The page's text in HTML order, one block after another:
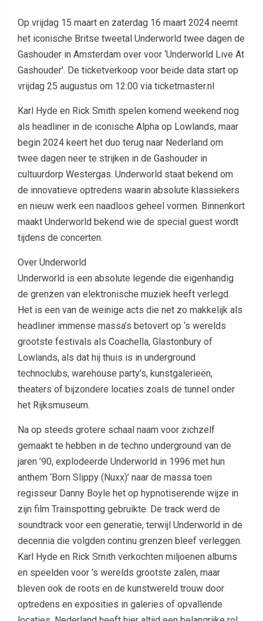
Op vrijdag 15 maart en zaterdag 16 maart 2024 neemt
het iconische Britse tweetal Underworld twee dagen de
Gashouder in Amsterdam over voor ‘Underworld Live At
Gashouder’. De ticketverkoop voor beide data start op
vrijdag 25 augustus om 12:00 via ticketmaster.nl
Karl Hyde en Rick Smith spelen komend weekend nog
als headliner in de iconische Alpha op Lowlands, maar
begin 2024 keert het duo terug naar Nederland om
twee dagen neer te strijken in de Gashouder in
cultuurdorp Westergas. Underworld staat bekend om
de innovatieve optredens waarin absolute klassiekers
en nieuw werk een naadloos geheel vormen. Binnenkort
maakt Underworld bekend wie de special guest wordt
tijdens de concerten.
Over Underworld
Underworld is een absolute legende die eigenhandig
de grenzen van elektronische muziek heeft verlegd.
Het is een van de weinige acts die net zo makkelijk als
headliner immense massa’s betovert op ‘s werelds
grootste festivals als Coachella, Glastonbury of
Lowlands, als dat hij thuis is in underground
technoclubs, warehouse party’s, kunstgalerieën,
theaters of bijzondere locaties zoals de tunnel onder
het Rijksmuseum.
Na op steeds grotere schaal naam voor zichzelf
gemaakt te hebben in de techno underground van de
jaren ’90, explodeerde Underworld in 1996 met hun
anthem ‘Born Slippy (Nuxx)’ naar de massa toen
regisseur Danny Boyle het op hypnotiserende wijze in
zijn film Trainspotting gebruikte. De track werd de
soundtrack voor een generatie, terwijl Underworld in de
decennia die volgden continu grenzen bleef verleggen.
Karl Hyde en Rick Smith verkochten miljoenen albums
en speelden voor ’s werelds grootste zalen, maar
bleven ook de roots en de kunstwereld trouw door
optredens en exposities in galeries of opvallende